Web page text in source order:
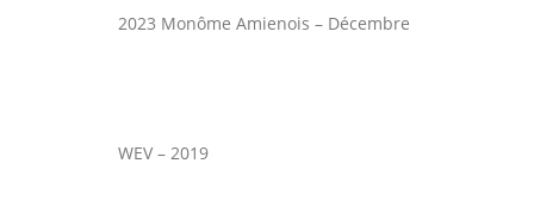
2023 Monôme Amienois – Décembre
WEV – 2019